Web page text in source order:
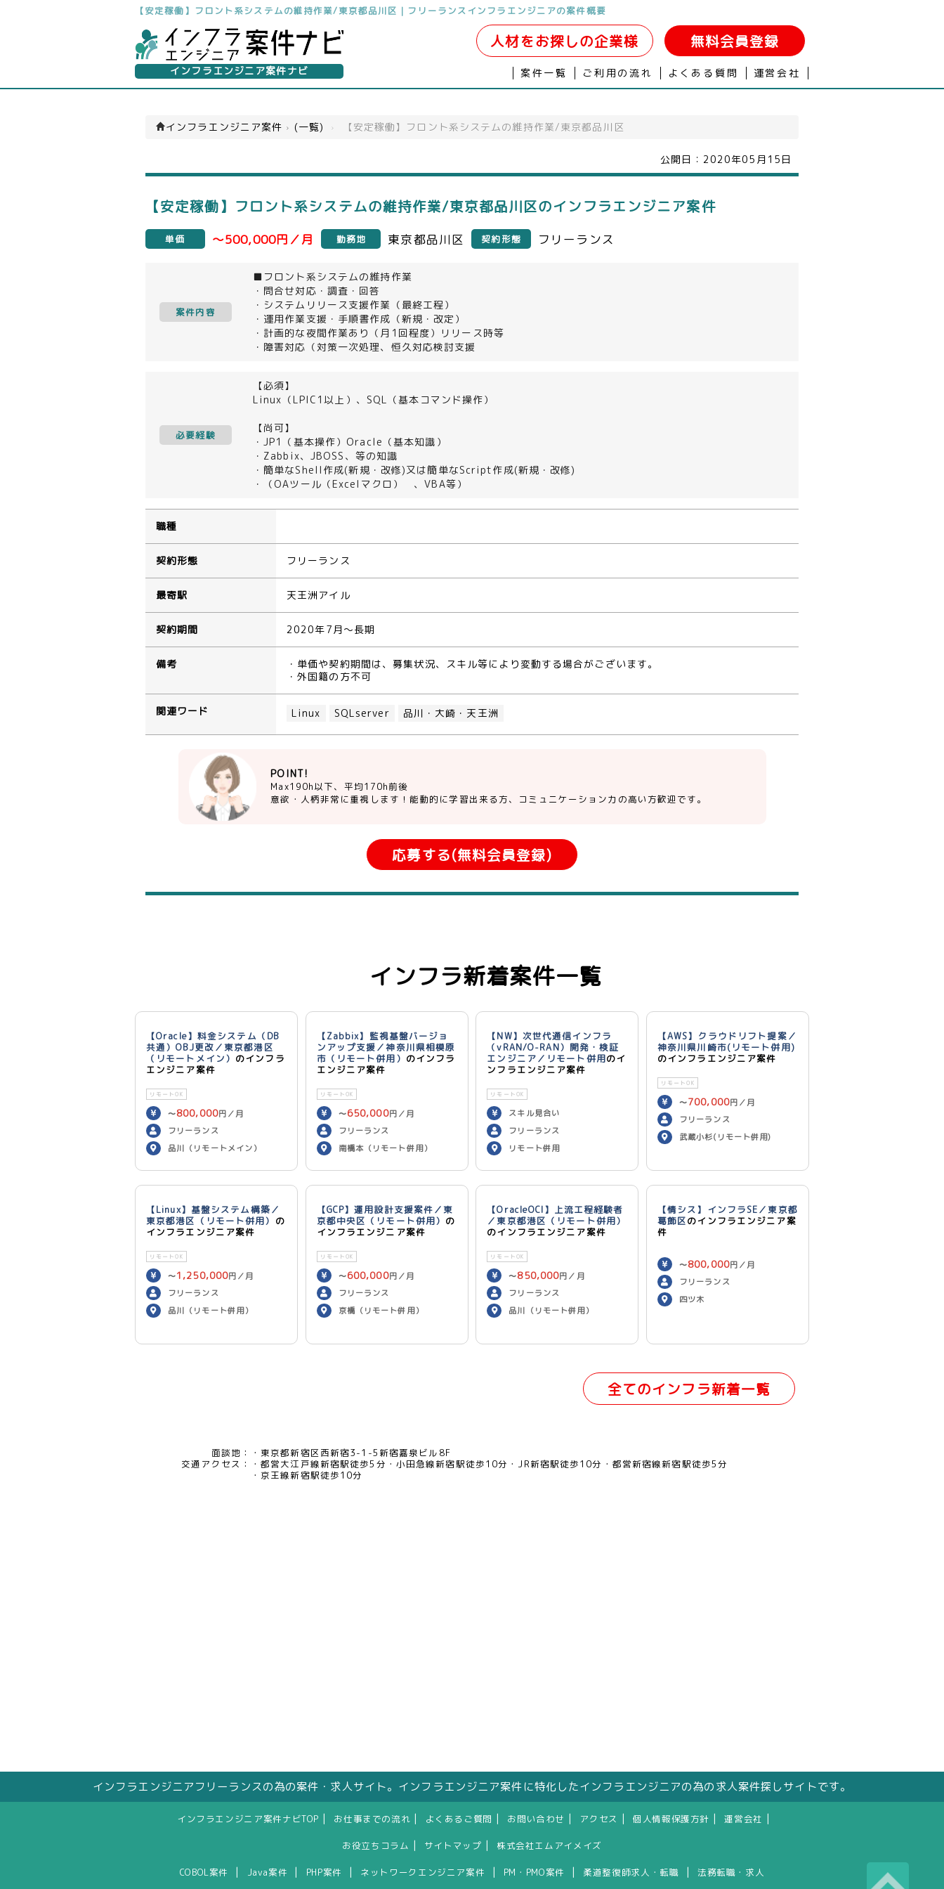
【安定稼働】フロント系システムの維持作業/東京都品川区｜フリーランスインフラエンジニアの案件概要
インフラエンジニア案件ナビ
人材をお探しの企業様 無料会員登録
案件一覧 ご利用の流れ よくある質問 運営会社
インフラエンジニア案件 › (一覧) › 【安定稼働】フロント系システムの維持作業/東京都品川区
公開日： 2020年05月15日
【安定稼働】フロント系システムの維持作業/東京都品川区のインフラエンジニア案件
単価 ～500,000円／月 勤務地 東京都品川区 契約形態 フリーランス
案件内容
■フロント系システムの維持作業
・問合せ対応・調査・回答
・システムリリース支援作業（最終工程）
・運用作業支援・手順書作成（新規・改定）
・計画的な夜間作業あり（月1回程度）リリース時等
・障害対応（対策一次処理、恒久対応検討支援
必要経験
【必須】
Linux（LPIC1以上）、SQL（基本コマンド操作）
【尚可】
・JP1（基本操作）Oracle（基本知識）
・Zabbix、JBOSS、等の知識
・簡単なShell作成(新規・改修)又は簡単なScript作成(新規・改修)
・（OAツール（Excelマクロ） 、VBA等）
職種
契約形態 フリーランス
最寄駅 天王洲アイル
契約期間 2020年7月～長期
備考
・単価や契約期間は、募集状況、スキル等により変動する場合がございます。
・外国籍の方不可
関連ワード Linux SQLserver 品川・大崎・天王洲
POINT!
Max190h以下、平均170h前後
意欲・人柄非常に重視します！能動的に学習出来る方、コミュニケーション力の高い方歓迎です。
応募する(無料会員登録)
インフラ新着案件一覧
【Oracle】料金システム（DB
共通）OBJ更改／東京都港区
（リモートメイン） のインフラ
エンジニア案件
リモートOK
〜800,000円／月
フリーランス
品川（リモートメイン）
【Zabbix】監視基盤バージョ
ンアップ支援／神奈川県相模原
市（リモート併用） のインフラ
エンジニア案件
リモートOK
〜650,000円／月
フリーランス
南橋本（リモート併用）
【NW】次世代通信インフラ
（vRAN/O-RAN）開発・検証
エンジニア／リモート併用のイ
ンフラエンジニア案件
リモートOK
スキル見合い
フリーランス
リモート併用
【AWS】クラウドリフト提案／
神奈川県川崎市(リモート併用)
のインフラエンジニア案件
リモートOK
〜700,000円／月
フリーランス
武蔵小杉(リモート併用)
【Linux】基盤システム構築／
東京都港区（リモート併用） の
インフラエンジニア案件
リモートOK
〜1,250,000円／月
フリーランス
品川（リモート併用）
【GCP】運用設計支援案件／東
京都中央区（リモート併用） の
インフラエンジニア案件
リモートOK
〜600,000円／月
フリーランス
京橋（リモート併用）
【OracleOCI】上流工程経験者
／東京都港区（リモート併用）
のインフラエンジニア案件
リモートOK
〜850,000円／月
フリーランス
品川（リモート併用）
【情シス】インフラSE／東京都
葛飾区のインフラエンジニア案
件
〜800,000円／月
フリーランス
四ツ木
全てのインフラ新着一覧
面談地：
東京都新宿区西新宿3-1-5新宿嘉泉ビル8F
交通アクセス：
都営大江戸線新宿駅徒歩5分 小田急線新宿駅徒歩10分 JR新宿駅徒歩10分
都営新宿線新宿駅徒歩5分
京王線新宿駅徒歩10分
インフラエンジニアフリーランスの為の案件・求人サイト。インフラエンジニア案件に特化したインフラエンジニアの為の求人案件探しサイトです。
インフラエンジニア案件ナビTOP お仕事までの流れ よくあるご質問 お問い合わせ アクセス 個人情報保護方針 運営会社
お役立ちコラム サイトマップ 株式会社エムアイメイズ
COBOL案件 Java案件 PHP案件 ネットワークエンジニア案件 PM・PMO案件 柔道整復師求人・転職 法務転職・求人